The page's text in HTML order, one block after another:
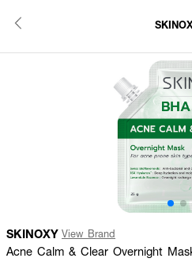
SKINOXY View Brand
Acne Calm & Clear Overnight